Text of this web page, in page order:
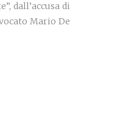
dall’accusa di
Mario De